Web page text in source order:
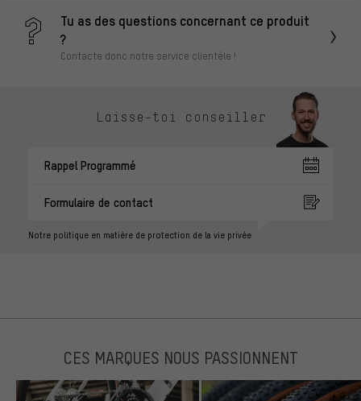
Tu as des questions concernant ce produit
?
Contacte donc notre service clientèle !
Laisse-toi conseiller
Rappel Programmé
Formulaire de contact
Notre politique en matière de protection de la vie privée
CES MARQUES NOUS PASSIONNENT